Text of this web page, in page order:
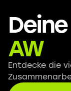
AW
Entdecke die